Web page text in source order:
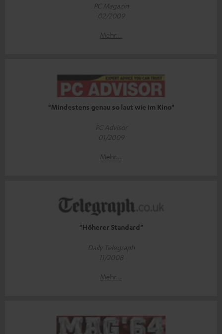
PC Magazin
02/2009
Mehr...
"Mindestens genau so laut wie im Kino"
PC Advisor
01/2009
Mehr...
"Höherer Standard"
Daily Telegraph
11/2008
Mehr...